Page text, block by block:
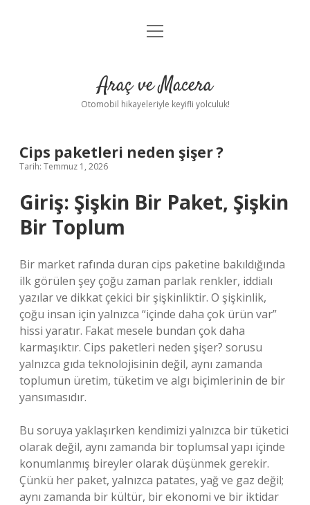
Anasayfa
Yasal Uyarı
menüyü
Araç ve Macera
Otomobil hikayeleriyle keyifli yolculuk!
Cips paketleri neden şişer ?
Tarih: Temmuz 1, 2026
Giriş: Şişkin Bir Paket, Şişkin
Bir Toplum
Bir market rafında duran cips paketine bakıldığında
ilk görülen şey çoğu zaman parlak renkler, iddialı
yazılar ve dikkat çekici bir şişkinliktir. O şişkinlik,
çoğu insan için yalnızca “içinde daha çok ürün var”
hissi yaratır. Fakat mesele bundan çok daha
karmaşıktır. Cips paketleri neden şişer? sorusu
yalnızca gıda teknolojisinin değil, aynı zamanda
toplumun üretim, tüketim ve algı biçimlerinin de bir
yansımasıdır.
Bu soruya yaklaşırken kendimizi yalnızca bir tüketici
olarak değil, aynı zamanda bir toplumsal yapı içinde
konumlanmış bireyler olarak düşünmek gerekir.
Çünkü her paket, yalnızca patates, yağ ve gaz değil;
aynı zamanda bir kültür, bir ekonomi ve bir iktidar